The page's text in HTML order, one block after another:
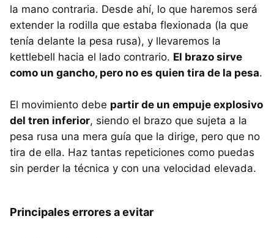
la mano contraria. Desde ahí, lo que haremos será
extender la rodilla que estaba flexionada (la que
tenía delante la pesa rusa), y llevaremos la
kettlebell hacia el lado contrario. El brazo sirve
como un gancho, pero no es quien tira de la pesa.
El movimiento debe partir de un empuje explosivo
del tren inferior, siendo el brazo que sujeta a la
pesa rusa una mera guía que la dirige, pero que no
tira de ella. Haz tantas repeticiones como puedas
sin perder la técnica y con una velocidad elevada.
Principales errores a evitar